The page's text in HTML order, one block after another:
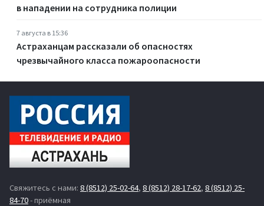
в нападении на сотрудника полиции
7 августа в 15:36
Астраханцам рассказали об опасностях
чрезвычайного класса пожароопасности
Свяжитесь с нами: 8 (8512) 25-02-64, 8 (8512) 28-17-62, 8 (8512) 25-
84-70- приёмная